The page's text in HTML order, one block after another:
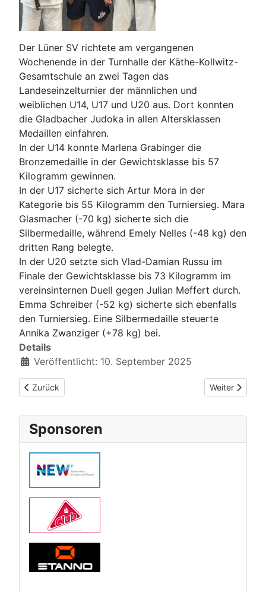
Der Lüner SV richtete am vergangenen
Wochenende in der Turnhalle der Käthe-Kollwitz-
Gesamtschule an zwei Tagen das
Landeseinzelturnier der männlichen und
weiblichen U14, U17 und U20 aus. Dort konnten
die Gladbacher Judoka in allen Altersklassen
Medaillen einfahren.
In der U14 konnte Marlena Grabinger die
Bronzemedaille in der Gewichtsklasse bis 57
Kilogramm gewinnen.
In der U17 sicherte sich Artur Mora in der
Kategorie bis 55 Kilogramm den Turniersieg. Mara
Glasmacher (-70 kg) sicherte sich die
Silbermedaille, während Emely Nelles (-48 kg) den
dritten Rang belegte.
In der U20 setzte sich Vlad-Damian Russu im
Finale der Gewichtsklasse bis 73 Kilogramm im
vereinsinternen Duell gegen Julian Meffert durch.
Emma Schreiber (-52 kg) sicherte sich ebenfalls
den Turniersieg. Eine Silbermedaille steuerte
Annika Zwanziger (+78 kg) bei.
Details
Veröffentlicht: 10. September 2025
Vorheriger Beitrag: Sechs Qualifizierte für Westdeutsche
Zurück Nächster
Weiter
Sponsoren